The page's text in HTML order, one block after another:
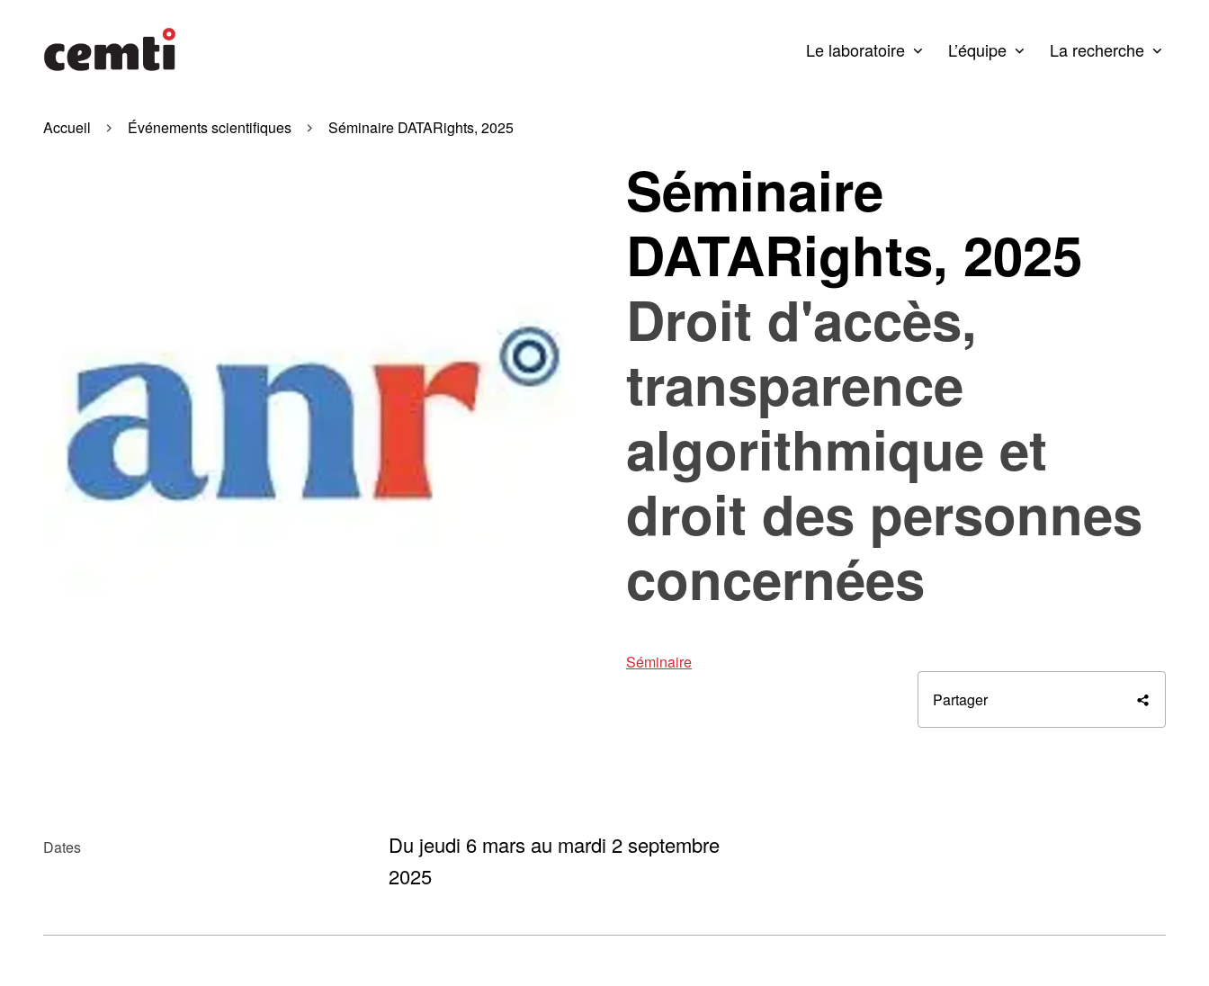
Le laboratoire L’équipe La recherche
Accueil Événements scientifiques Séminaire DATARights, 2025
Séminaire
DATARights, 2025
Droit d'accès,
transparence
algorithmique et
droit des personnes
concernées
Séminaire
Partager
Dates
Du jeudi 6 mars au mardi 2 septembre
2025